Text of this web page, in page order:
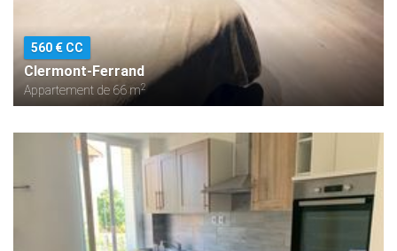
560 € CC
Clermont-Ferrand
Appartement de 66 m2